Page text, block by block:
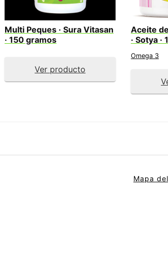
Multi Peques · Sura Vitasan
· 150 gramos
Ver producto
Aceite
· Sotya
Omega 3
Mapa